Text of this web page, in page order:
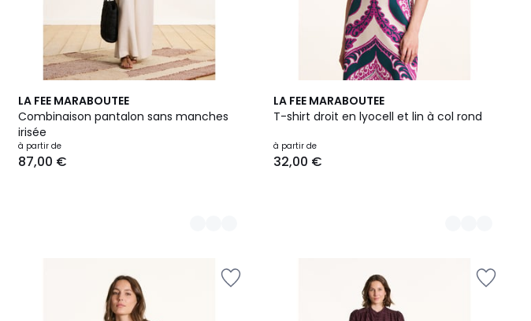
LA FEE MARABOUTEE
Combinaison pantalon sans manches
irisée
à partir de
87,00 €
2
Couleurs
LA FEE MARABOUTEE
T-shirt droit en lyocell et lin à col rond
à partir de
32,00 €
7
Couleurs